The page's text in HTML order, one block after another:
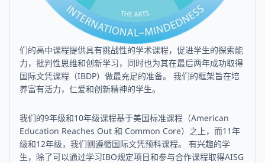
们的高中课程提供具有挑战性的学术课程，促进学生的探索能
力，批判性思维和创新学习，同时也为其在最后两年成功取得
国际文凭课程（IBDP）做最充足的准备。 我们的框架旨在培
养富有活力，仁爱和创新精神的学生。
我们的9年级和10年级课程基于美国标准课程（American
Education Reaches Out 和 Common Core）之上，而11年
级和12年级，我们则遵循国际文凭预科课程。 有兴趣的学
生，除了可以通过学习IBO规定项目和参与合作课程取得AISG
AISG's Upper
了解更多大学录取相关信息